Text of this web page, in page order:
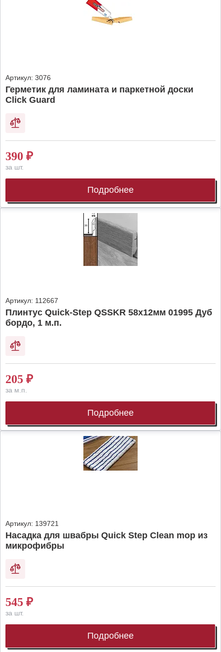
Артикул: 3076
Герметик для ламината и паркетной доски
Click Guard
390 ₽
за шт.
Подробнее
Артикул: 112667
Плинтус Quick-Step QSSKR 58х12мм 01995 Дуб
бордо, 1 м.п.
205 ₽
за м.п.
Подробнее
Артикул: 139721
Насадка для швабры Quick Step Clean mop из
микрофибры
545 ₽
за шт.
Подробнее